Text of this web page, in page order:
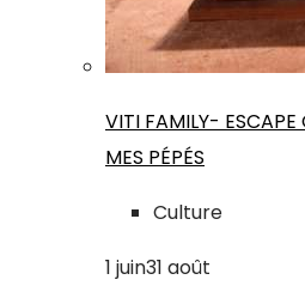
VITI FAMILY- ESCAPE
MES PÉPÉS
Culture
1 juin31 août